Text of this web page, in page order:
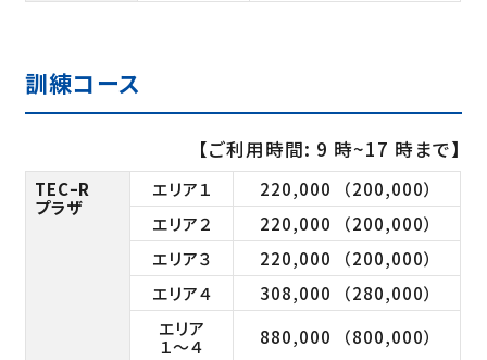
訓練コース
【ご利用時間: 9 時~17 時まで】
TECｰR
プラザ
エリア１ 220,000
（200,000）
エリア２
220,000
（200,000）
エリア３
220,000
（200,000）
エリア４
308,000
（280,000）
エリア
１～４
880,000
（800,000）